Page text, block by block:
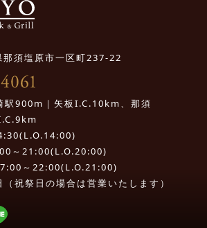
須塩原市一区町237-22
駅900m｜矢板I.C.10km、那須
～21:00(L.O.20:00)
～22:00(L.O.21:00)
祝祭日の場合は営業いたします）